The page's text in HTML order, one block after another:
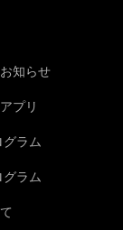
知らせ
プリ
ラム
ラム